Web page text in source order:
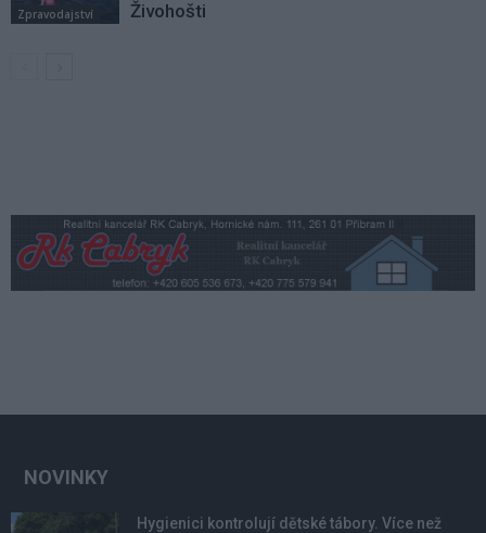
Zpravodajství
Živohošti
NOVINKY
Hygienici kontrolují dětské tábory. Více než